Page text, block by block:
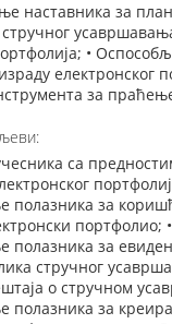
наставника за
•
електронског
за
са
полазника за
портфолио; •
полазника за
стручног
о стручном
полазника за